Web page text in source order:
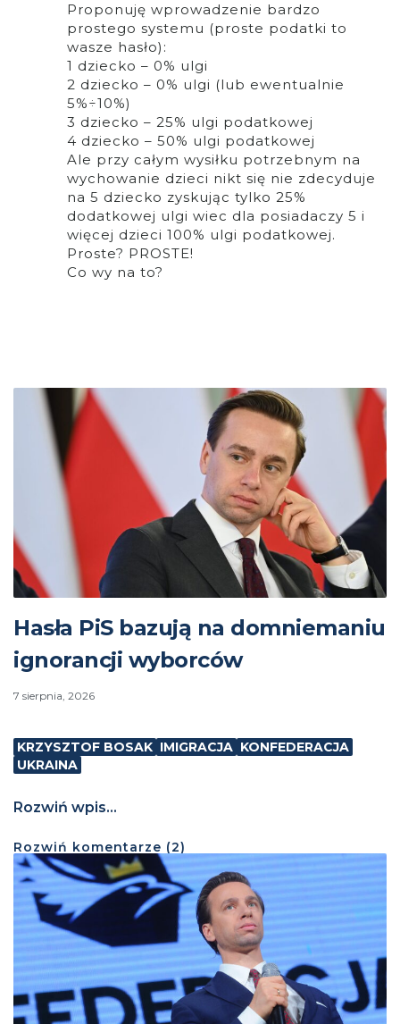
Proponuję wprowadzenie bardzo
prostego systemu (proste podatki to
wasze hasło):
1 dziecko – 0% ulgi
2 dziecko – 0% ulgi (lub ewentualnie
5%÷10%)
3 dziecko – 25% ulgi podatkowej
4 dziecko – 50% ulgi podatkowej
Ale przy całym wysiłku potrzebnym na
wychowanie dzieci nikt się nie zdecyduje
na 5 dziecko zyskując tylko 25%
dodatkowej ulgi wiec dla posiadaczy 5 i
więcej dzieci 100% ulgi podatkowej.
Proste? PROSTE!
Co wy na to?
Hasła PiS bazują na domniemaniu
ignorancji wyborców
7 sierpnia, 2026
KRZYSZTOF BOSAK IMIGRACJA KONFEDERACJA
UKRAINA
Rozwiń wpis...
Rozwiń komentarze (2)